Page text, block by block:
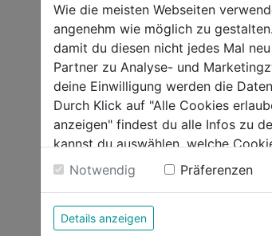
Vitragenhaken
verz.25mm
DM:2,1mm/20Stk.
(0)
0.0
von
5
Sternen.
4,59€
Bewertung
Wie die meisten Webseiten
angenehm wie möglich zu
damit du diesen nicht jedes Mal
Partner zu Analyse- und
deine Einwilligung werden die
Durch Klick auf "Alle Cookies
anzeigen" findest du alle Infos zu
kannst du auswählen, welche
Weitere Informationen findest du in
Notwendig Präferenzen
Details anzeigen